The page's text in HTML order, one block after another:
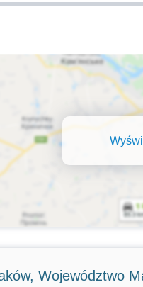
Województwo